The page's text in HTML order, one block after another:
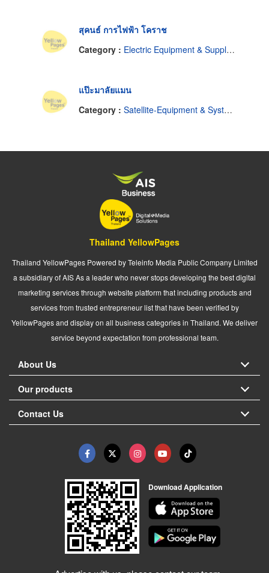
สุคนธ์ การไฟฟ้า โคราช
Category : Electric Equipment & Supplies-Retail
แป๊ะมาลัยแมน
Category : Satellite-Equipment & Systems
Thailand YellowPages
Thailand YellowPages Powered by Teleinfo Media Public Company Limited
a subsidiary of AIS As a leader who never stops developing the best digital
marketing services through website platform that including products and
services from trusted entrepreneur list that have been verified by
YellowPages and display on all business categories in Thailand. We deliver
service beyond expectation from professional team.
About Us
Our products
Contact Us
Download Application